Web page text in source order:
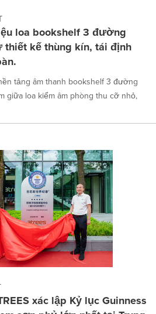
loa bookshelf 3 đường
kế thùng kín, tái định
tảng âm thanh bookshelf 3 đường
giữa loa kiểm âm phòng thu cỡ nhỏ,
xác lập Kỷ lục Guinness